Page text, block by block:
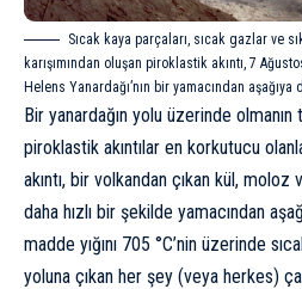
Sıcak kaya parçaları, sıcak gazlar ve
karışımından oluşan piroklastik akıntı, 7
Helens Yanardağı’nın bir yamacından aşağıya
Bir yanardağın yolu üzerinde
piroklastik akıntılar en korkutucu
akıntı, bir volkandan çıkan kül, moloz
daha hızlı bir şekilde yamacından
madde yığını 705 °C’nin üzerinde
yoluna çıkan her şey (veya herkes)